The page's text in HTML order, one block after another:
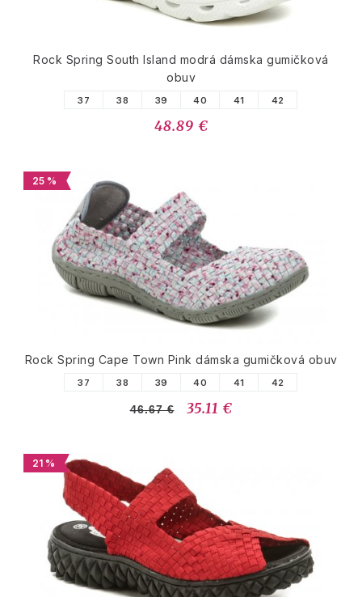
Rock Spring South Island modrá dámska gumičková
obuv
37 38 39 40 41 42
48.89 €
25 %
Rock Spring Cape Town Pink dámska gumičková obuv
37 38 39 40 41 42
46.67 € 35.11 €
21 %